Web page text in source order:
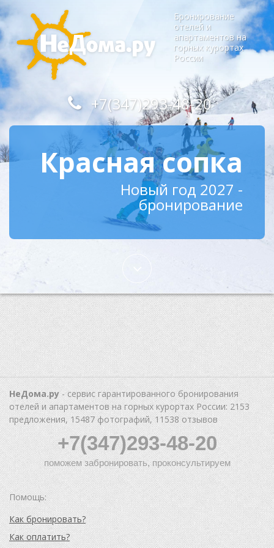
Бронирование
отелей и
апартаментов на
горных курортах
России
+7(347)293-48-20
Красная сопка
Новый год 2027 -
бронирование
НеДома.ру- сервис гарантированного бронирования
отелей и апартаментов на горных курортах России: 2153
предложения, 15487 фотографий, 11538 отзывов
+7(347)293-48-20
поможем забронировать, проконсультируем
Помощь:
Как бронировать?
Как оплатить?